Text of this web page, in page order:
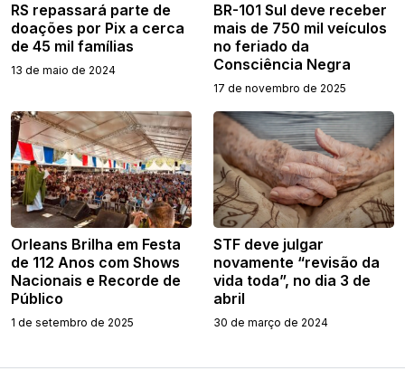
RS repassará parte de
doações por Pix a cerca
de 45 mil famílias
13 de maio de 2024
BR-101 Sul deve receber
mais de 750 mil veículos
no feriado da
Consciência Negra
17 de novembro de 2025
Orleans Brilha em Festa
de 112 Anos com Shows
Nacionais e Recorde de
Público
1 de setembro de 2025
STF deve julgar
novamente “revisão da
vida toda”, no dia 3 de
abril
30 de março de 2024